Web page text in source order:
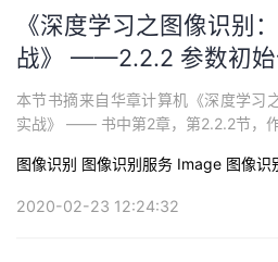
《深度学习之图像识别
战》 ——2.2.2 参
本节书摘来自华章计算机《深度学习
实战》 —— 书中第2章，第2.2.2节
图像识别 图像识别服务 Image 图像识
2020-02-23 12:24:32